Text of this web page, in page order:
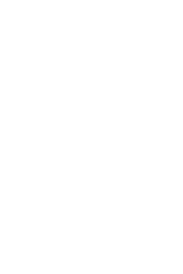
Pengguna baru berbelanja di aplikasi